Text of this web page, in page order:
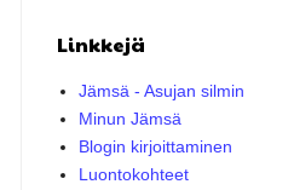
Linkkejä
Jämsä - Asujan silmin
Minun Jämsä
Blogin kirjoittaminen
Luontokohteet